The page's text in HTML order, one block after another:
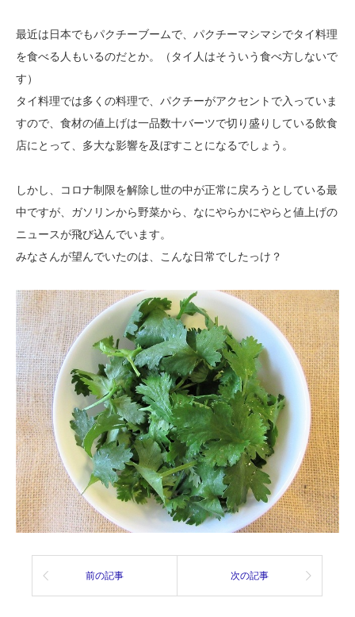
最近は日本でもパクチーブームで、パクチーマシマシでタイ料理
を食べる人もいるのだとか。（タイ人はそういう食べ方しないで
す）
タイ料理では多くの料理で、パクチーがアクセントで入っていま
すので、食材の値上げは一品数十バーツで切り盛りしている飲食
店にとって、多大な影響を及ぼすことになるでしょう。
しかし、コロナ制限を解除し世の中が正常に戻ろうとしている最
中ですが、ガソリンから野菜から、なにやらかにやらと値上げの
ニュースが飛び込んでいます。
みなさんが望んでいたのは、こんな日常でしたっけ？
前の記事 次の記事